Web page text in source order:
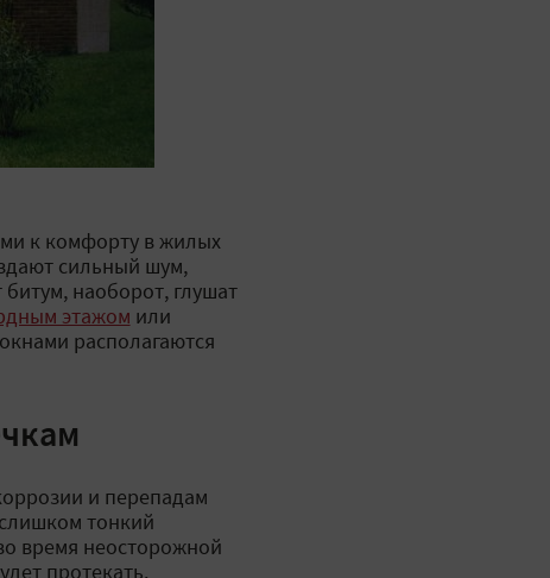
к комфорту в жилых
сильный шум,
наоборот, глушат
этажом или
располагаются
и перепадам
тонкий
время неосторожной